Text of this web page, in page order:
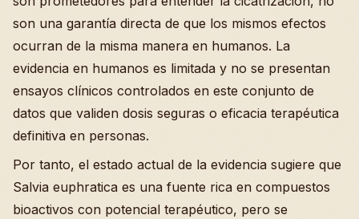
son una garantía directa de que los mismos efectos
ocurran de la misma manera en humanos. La
evidencia en humanos es limitada y no se presentan
ensayos clínicos controlados en este conjunto de
datos que validen dosis seguras o eficacia terapéutica
definitiva en personas.
Por tanto, el estado actual de la evidencia sugiere que
Salvia euphratica es una fuente rica en compuestos
bioactivos con potencial terapéutico, pero se